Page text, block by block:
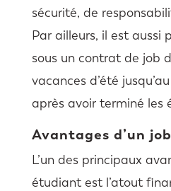
sécurité, de
Par ailleurs, il est aussi
sous un contrat de job
vacances d’été
après avoir terminé les
Avantages d’un
L’un des principaux
étudiant est l’atout